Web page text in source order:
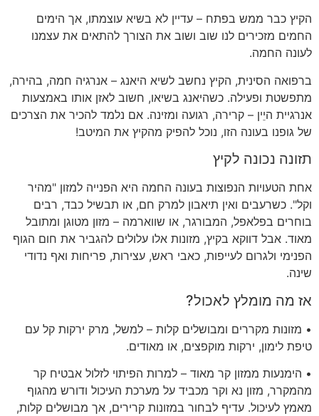
הקיץ כבר ממש בפתח – עדיין לא בשיא עוצמתו, אך הימים
החמים מזכירים לנו שוב ושוב את הצורך להתאים את עצמנו
לעונה החמה.
ברפואה הסינית, הקיץ נחשב לשיא היאנג – אנרגיה חמה, בהירה,
מתפשטת ופעילה. כשהיאנג בשיאו, חשוב לאזן אותו באמצעות
אנרגיית היֵין – קרירה, רגועה ומזינה. אם נלמד להכיר את הצרכים
של גופנו בעונה הזו, נוכל להפיק מהקיץ את המיטב!
תזונה נכונה לקיץ
אחת הטעויות הנפוצות בעונה החמה היא הפנייה למזון "מהיר
וקל". כשרעבים ואין תיאבון למרק חם, או תבשיל כבד, רבים
בוחרים בפלאפל, המבורגר, או שווארמה – מזון מטוגן ומתובל
מאוד. אבל דווקא בקיץ, מזונות אלו עלולים להגביר את חום הגוף
הפנימי ולגרום לעייפות, כאבי ראש, עצירות, פריחות ואף נדודי
שינה.
אז מה מומלץ לאכול?
• מזונות מקררים ומבושלים קלות – למשל, מרק ירקות קל עם
טיפת לימון, ירקות מוקפצים, או מאודים.
• הימנעות ממזון קר מאוד – למרות הפיתוי לזלול אבטיח קר
מהמקרר, מזון נא וקר מכביד על מערכת העיכול ודורש מהגוף
מאמץ לעיכול. עדיף לבחור במזונות קרירים, אך מבושלים קלות,